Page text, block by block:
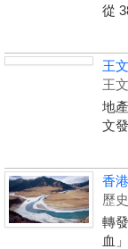
從
王
王
地
文
香
歷
轉
血